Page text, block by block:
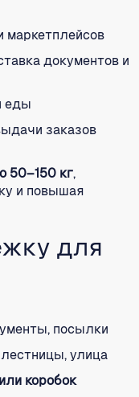
маркетплейсов
документов и
еды
заказов
50–150 кг,
и повышая
для
посылки
улица
коробок